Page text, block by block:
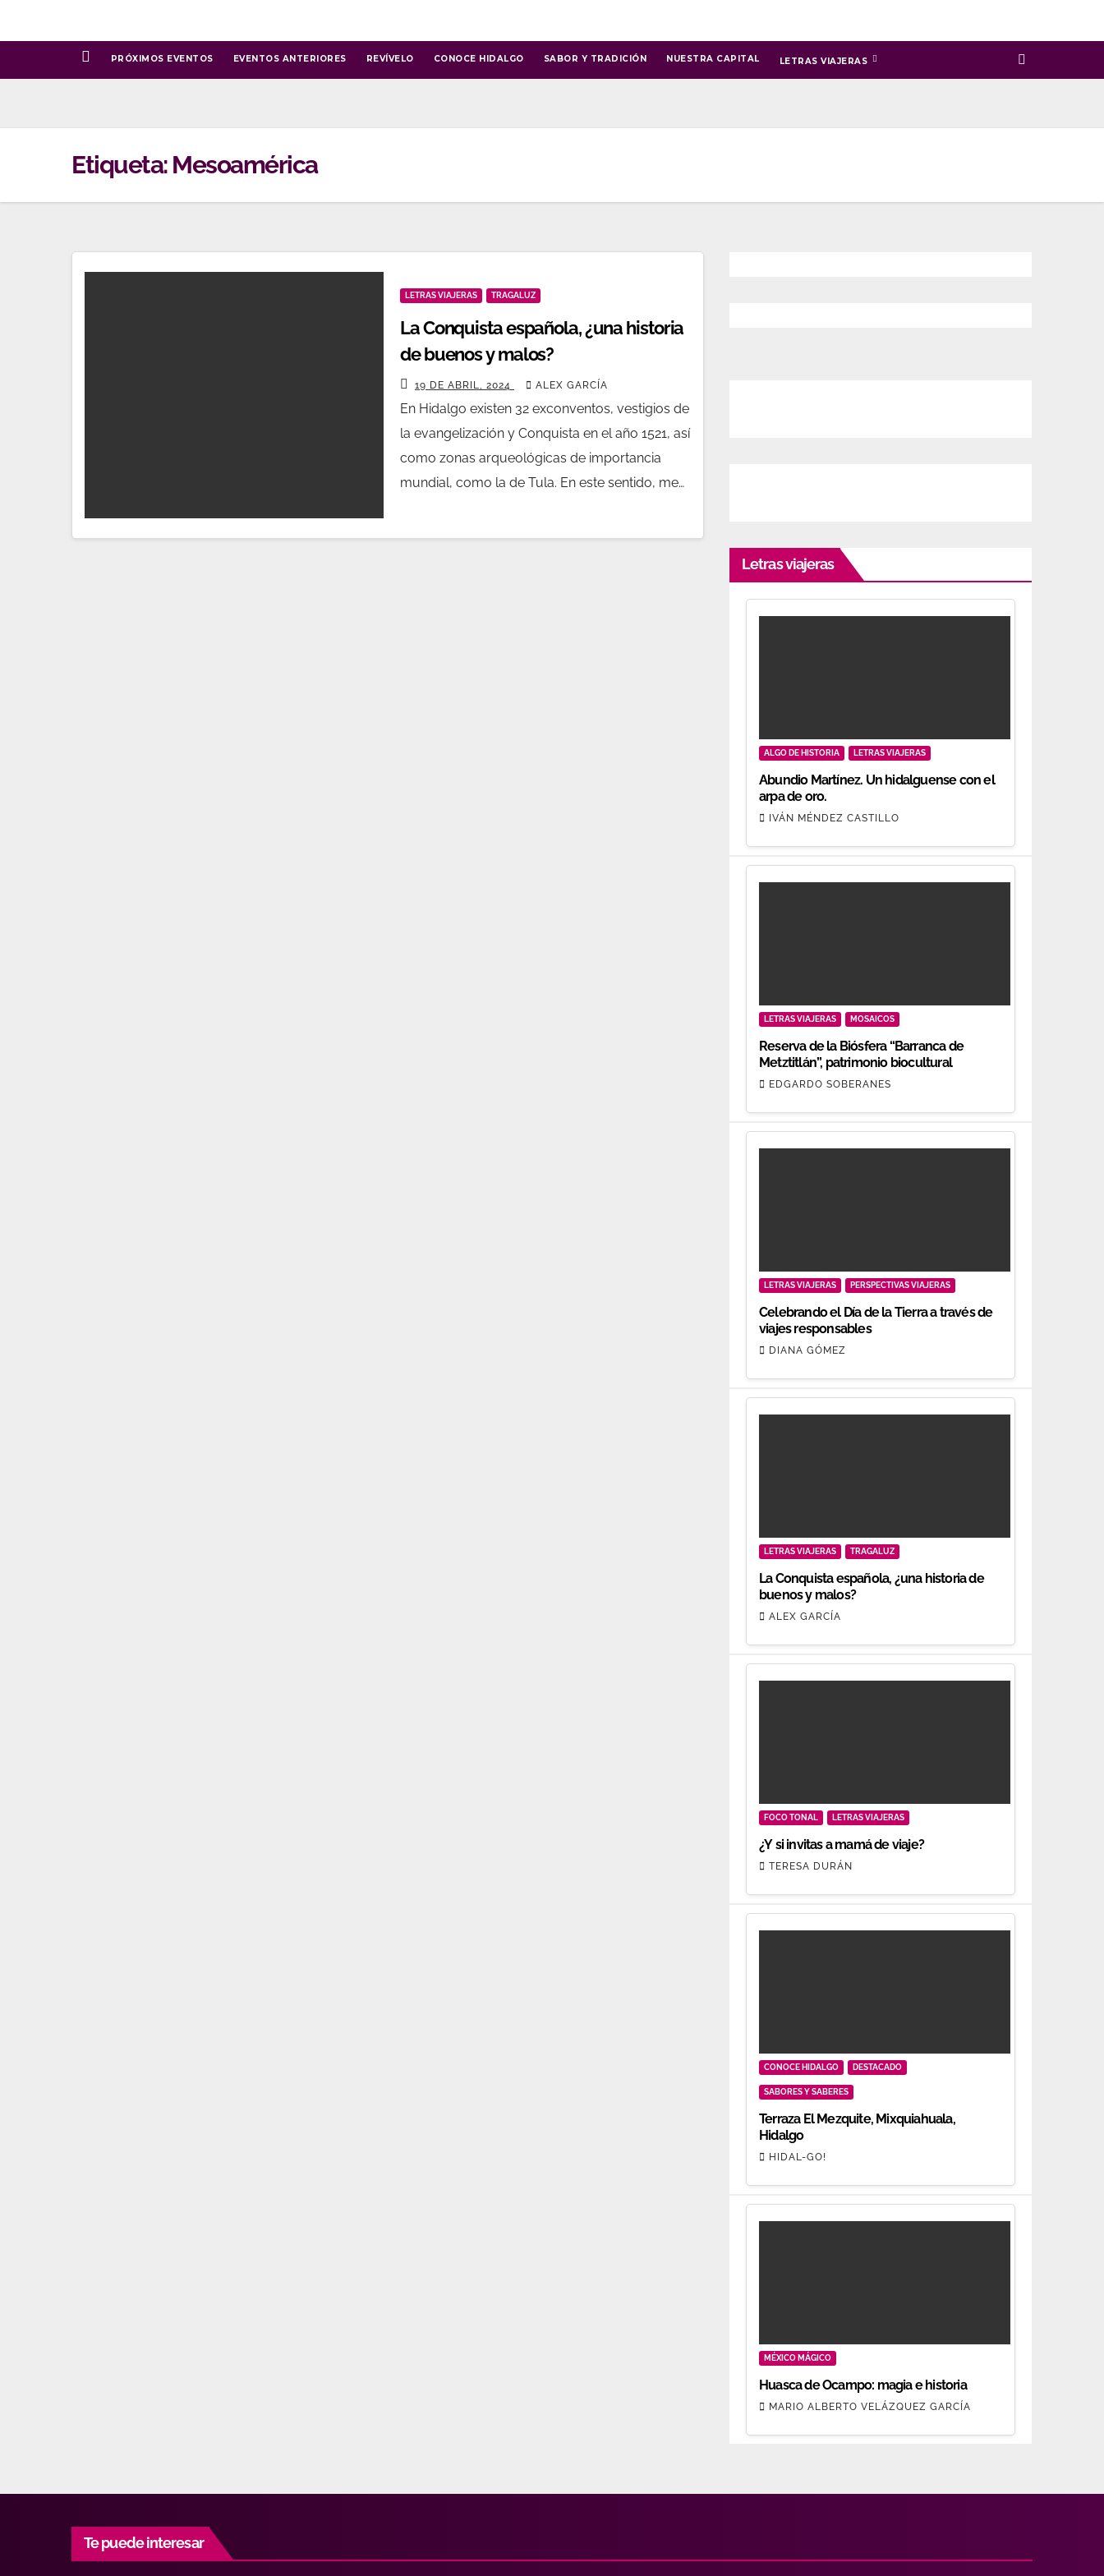
PRÓXIMOS EVENTOS EVENTOS ANTERIORES REVÍVELO CONOCE HIDALGO SABOR Y TRADICIÓN NUESTRA CAPITAL LETRAS VIAJERAS
Etiqueta: Mesoamérica
LETRAS VIAJERAS TRAGALUZ
La Conquista española, ¿una historia
de buenos y malos?
19 DE ABRIL, 2024 ALEX GARCÍA
En Hidalgo existen 32 exconventos, vestigios de
la evangelización y Conquista en el año 1521, así
como zonas arqueológicas de importancia
mundial, como la de Tula. En este sentido, me…
Letras viajeras
ALGO DE HISTORIA LETRAS VIAJERAS
Abundio Martínez. Un hidalguense con el
arpa de oro.
IVÁN MÉNDEZ CASTILLO
LETRAS VIAJERAS MOSAICOS
Reserva de la Biósfera “Barranca de
Metztitlán”, patrimonio biocultural
EDGARDO SOBERANES
LETRAS VIAJERAS PERSPECTIVAS VIAJERAS
Celebrando el Día de la Tierra a través de
viajes responsables
DIANA GÓMEZ
LETRAS VIAJERAS TRAGALUZ
La Conquista española, ¿una historia de
buenos y malos?
ALEX GARCÍA
FOCO TONAL LETRAS VIAJERAS
¿Y si invitas a mamá de viaje?
TERESA DURÁN
CONOCE HIDALGO DESTACADO
SABORES Y SABERES
Terraza El Mezquite, Mixquiahuala,
Hidalgo
HIDAL-GO!
MÉXICO MÁGICO
Huasca de Ocampo: magia e historia
MARIO ALBERTO VELÁZQUEZ GARCÍA
Te puede interesar